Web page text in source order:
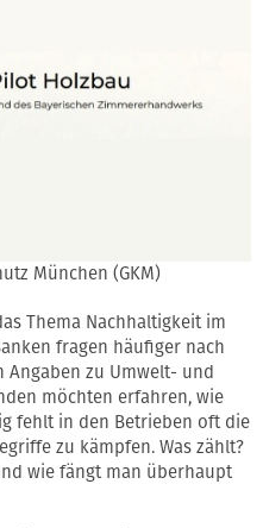
München (GKM)
Thema Nachhaltigkeit im
fragen häufiger nach
Angaben zu Umwelt- und
möchten erfahren, wie
fehlt in den Betrieben oft die
zu kämpfen. Was zählt?
wie fängt man überhaupt